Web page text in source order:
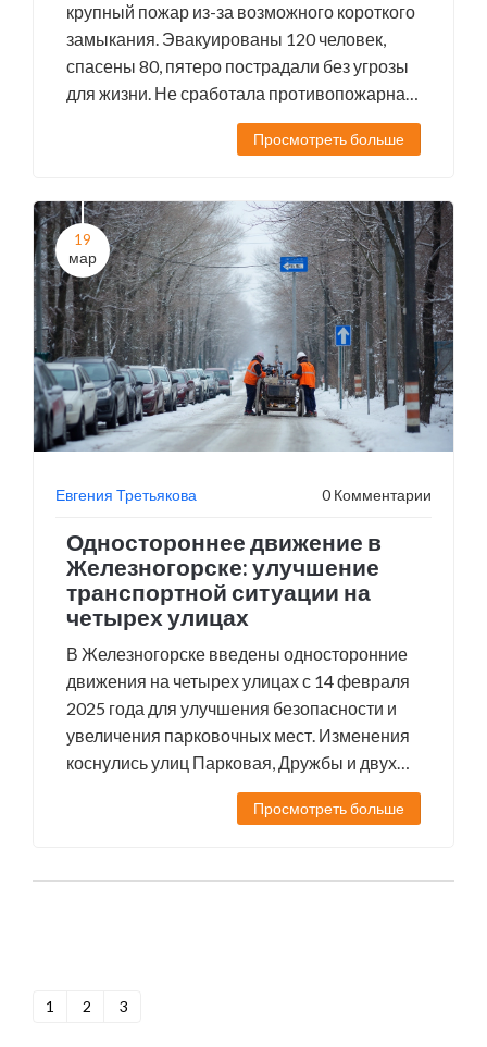
крупный пожар из-за возможного короткого
замыкания. Эвакуированы 120 человек,
спасены 80, пятеро пострадали без угрозы
для жизни. Не сработала противопожарная
сигнализация. Ведется расследование
нарушений безопасности.Просмотреть больше
19
мар
Евгения Третьякова 0 Комментарии
Одностороннее движение в
Железногорске: улучшение
транспортной ситуации на
четырех улицах
В Железногорске введены односторонние
движения на четырех улицах с 14 февраля
2025 года для улучшения безопасности и
увеличения парковочных мест. Изменения
коснулись улиц Парковая, Дружбы и двух
переулков. Установлены новые дорожные
Просмотреть больше
1 2 3